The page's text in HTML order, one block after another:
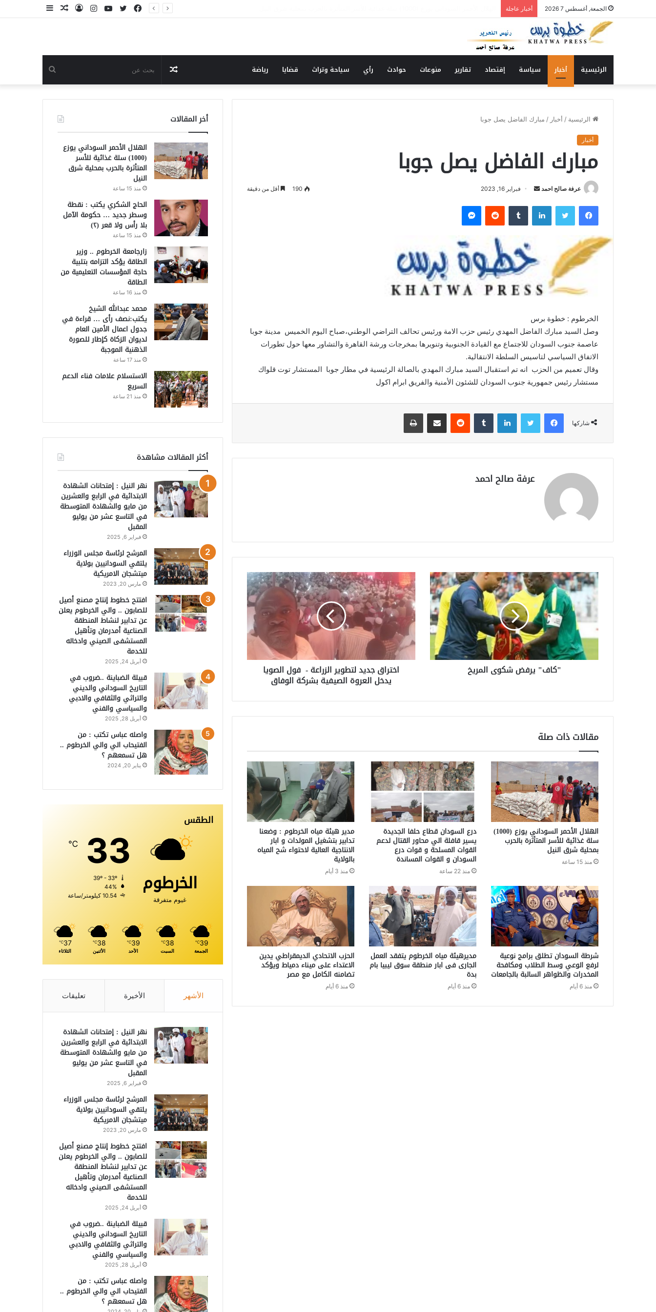
الجمعة, أغسطس 7 2026 أخبار عاجلة
مقال تسجيل
انستقرام يوتيوب تويتر
فيسبوك
الرئيسية أخبار سياسة إقتصاد تقارير منوعات حوادث رأي سياحة وتراث قضايا رياضة
عن
مقال
عشوائي
الرئيسية / أخبار / مبارك الفاضل يصل جوبا
أخبار
مبارك الفاضل يصل جوبا
عرفة صالح احمد
ل
ي
ت
ا
فبراير 16, 2023 190 أقل من دقيقة
فيسبوك لينكدإن
الخرطوم : خطوة برس
وصل السيد مبارك الفاضل المهدي رئيس حزب الامة ورئيس تحالف التراضي الوطني،صباح اليوم الخميس مدينة جوبا
عاصمة جنوب السودان للاجتماع مع القيادة الجنوبية وتنويرها بمخرجات ورشة القاهرة والتشاور معها حول تطورات
الاتفاق السياسي لتاسيس السلطة الانتقالية.
وقال تعميم من الحزب انه تم استقبال السيد مبارك المهدي بالصالة الرئيسية في مطار جوبا المستشار توت قلواك
مستشار رئيس جمهورية جنوب السودان للشئون الأمنية والفريق ابرام اكول
شاركها
فيسبوك لينكدإن
عرفة صالح احمد
"كاف" يرفض شكوى المريخ اختراق جديد لتطوير الزراعة - فول الصويا
يدخل العروة الصيفية بشركة الوفاق
مقالات ذات صلة
الهلال الأحمر السوداني يوزع (1000)
سلة غذائية للأسر المتأثرة بالحرب
بمحلية شرق النيل
منذ 15 ساعة
درع السودان قطاع حلفا الجديدة
يسير قافلة الي محاور القتال لدعم
القوات المسلحة و قوات درع
السودان و القوات المساندة
منذ 22 ساعة
مدير هيئة مياه الخرطوم : وضعنا
تدابير بتشغيل المولدات و ابار
الانتاجية العالية لاحتواء شح المياه
بالولاية
منذ 3 أيام
شرطة السودان تطلق برامج نوعية
لرفع الوعي وسط الطلاب ومكافحة
المخدرات والظواهر السالبة بالجامعات
منذ 6 أيام
مديرهيئة مياه الخرطوم يتفقد العمل
الجارى فى ابار منطقة سوق ليبيا بام
بدة
منذ 6 أيام
الحزب الاتحادي الديمقراطي يدين
الاعتداء على ميناء دمياط ويؤكد
تضامنه الكامل مع مصر
منذ 6 أيام
أخر المقالات
الهلال الأحمر السوداني يوزع
(1000) سلة غذائية للأسر
المتأثرة بالحرب بمحلية شرق
النيل
منذ 15 ساعة
الحاج الشكري يكتب : نقطة
وسطر جديد … حكومة الآمل
بلا رأس ولا قعر (٢)
منذ 15 ساعة
زارجامعة الخرطوم .. وزير
الطاقة يؤكد التزامه بتلبية
حاجة المؤسسات التعليمية من
الطاقة
منذ 16 ساعة
محمد عبدالله الشيخ
يكتب:نصف رأى … قراءة في
جدول اعمال الأمين العام
لديوان الزكاة كإطار للصورة
الذهنية الموجبة
منذ 17 ساعة
الاستسلام علامات فناء الدعم
السريع
منذ 21 ساعة
أكثر المقالات مشاهدة
نهر النيل : إمتحانات الشهادة
الابتدائية في الرابع والعشرين
من مايو والشهادة المتوسطة
في التاسع عشر من يوليو
المقبل
فبراير 6, 2025
المرشح لرئاسة مجلس الوزراء
يلتقي السودانيين بولاية
ميتشجان الامريكية
مارس 20, 2023
افتتح خطوط إنتاج مصنع أصيل
للصابون .. والي الخرطوم يعلن
عن تدابير لنشاط المنطقة
الصناعية أمدرمان وتأهيل
المستشفى الصيني وادخاله
للخدمة
أبريل 24, 2025
قبيلة الضباينة ..ضروب في
التاريخ السوداني والديني
والتراثي والثقافي والادبي
والسياسي والفني
أبريل 28, 2025
واصله عباس تكتب : من
الفتيحاب الي والي الخرطوم ..
هل تسمعهم ؟
يناير 20, 2024
الطقس
الخرطوم
غيوم متفرقة
33
℃
44%
10.54 كيلومتر/ساعة
39
℃
الجمعة
38
℃
السبت
39
℃
الأحد
38
℃
الأثنين
37
℃
الثلاثاء
الأشهر الأخيرة تعليقات
نهر النيل : إمتحانات الشهادة
الابتدائية في الرابع والعشرين
من مايو والشهادة المتوسطة
في التاسع عشر من يوليو
المقبل
فبراير 6, 2025
المرشح لرئاسة مجلس الوزراء
يلتقي السودانيين بولاية
ميتشجان الامريكية
مارس 20, 2023
افتتح خطوط إنتاج مصنع أصيل
للصابون .. والي الخرطوم يعلن
عن تدابير لنشاط المنطقة
الصناعية أمدرمان وتأهيل
المستشفى الصيني وادخاله
للخدمة
أبريل 24, 2025
قبيلة الضباينة ..ضروب في
التاريخ السوداني والديني
والتراثي والثقافي والادبي
والسياسي والفني
أبريل 28, 2025
واصله عباس تكتب : من
الفتيحاب الي والي الخرطوم ..
هل تسمعهم ؟